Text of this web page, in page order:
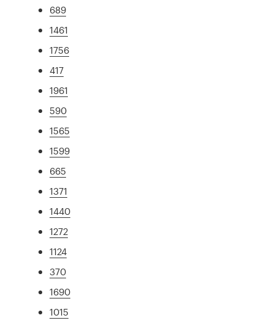
689
1461
1756
417
1961
590
1565
1599
665
1371
1440
1272
1124
370
1690
1015